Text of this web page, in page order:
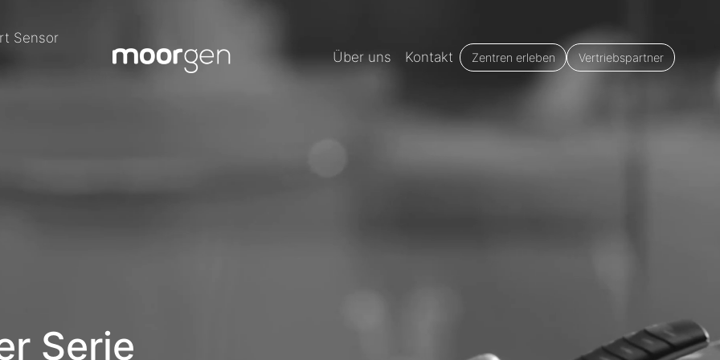
Sensor
Über uns Kontakt Zentren erleben Vertriebspartner
Serie